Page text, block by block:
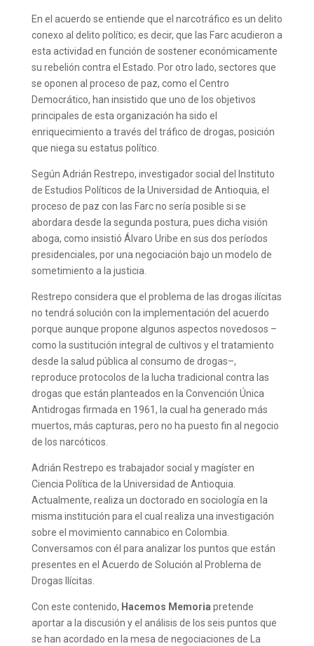
En el acuerdo se entiende que el narcotráfico es un delito
conexo al delito político; es decir, que las Farc acudieron a
esta actividad en función de sostener económicamente
su rebelión contra el Estado. Por otro lado, sectores que
se oponen al proceso de paz, como el Centro
Democrático, han insistido que uno de los objetivos
principales de esta organización ha sido el
enriquecimiento a través del tráfico de drogas, posición
que niega su estatus político.
Según Adrián Restrepo, investigador social del Instituto
de Estudios Políticos de la Universidad de Antioquia, el
proceso de paz con las Farc no sería posible si se
abordara desde la segunda postura, pues dicha visión
aboga, como insistió Álvaro Uribe en sus dos períodos
presidenciales, por una negociación bajo un modelo de
sometimiento a la justicia.
Restrepo considera que el problema de las drogas ilícitas
no tendrá solución con la implementación del acuerdo
porque aunque propone algunos aspectos novedosos –
como la sustitución integral de cultivos y el tratamiento
desde la salud pública al consumo de drogas–,
reproduce protocolos de la lucha tradicional contra las
drogas que están planteados en la Convención Única
Antidrogas firmada en 1961, la cual ha generado más
muertos, más capturas, pero no ha puesto fin al negocio
de los narcóticos.
Adrián Restrepo es trabajador social y magíster en
Ciencia Política de la Universidad de Antioquia.
Actualmente, realiza un doctorado en sociología en la
misma institución para el cual realiza una investigación
sobre el movimiento cannabico en Colombia.
Conversamos con él para analizar los puntos que están
presentes en el Acuerdo de Solución al Problema de
Drogas Ilícitas.
Con este contenido, Hacemos Memoria pretende
aportar a la discusión y el análisis de los seis puntos que
se han acordado en la mesa de negociaciones de La